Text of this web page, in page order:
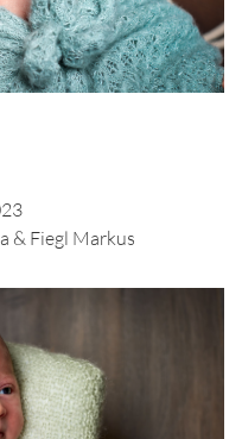
& Fiegl Markus